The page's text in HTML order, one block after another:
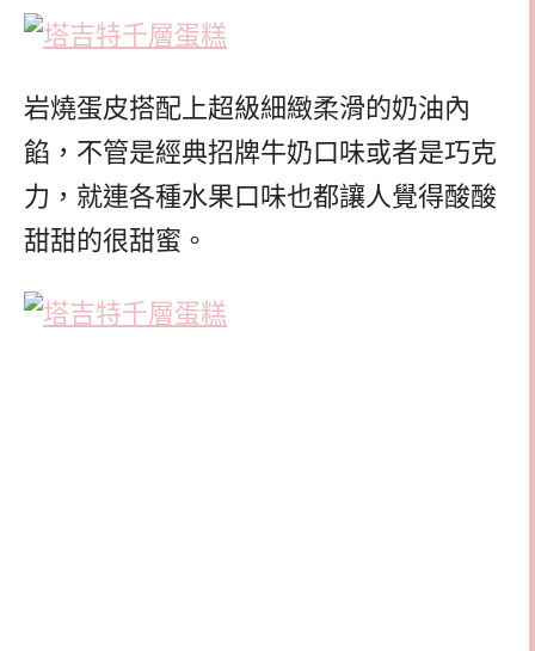
岩燒蛋皮搭配上超級細緻柔滑的奶油內
餡，不管是經典招牌牛奶口味或者是巧克
力，就連各種水果口味也都讓人覺得酸酸
甜甜的很甜蜜。